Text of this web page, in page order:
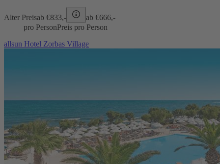
Alter Preisab €833,- ab €666,-
pro PersonPreis pro Person
allsun Hotel Zorbas Village